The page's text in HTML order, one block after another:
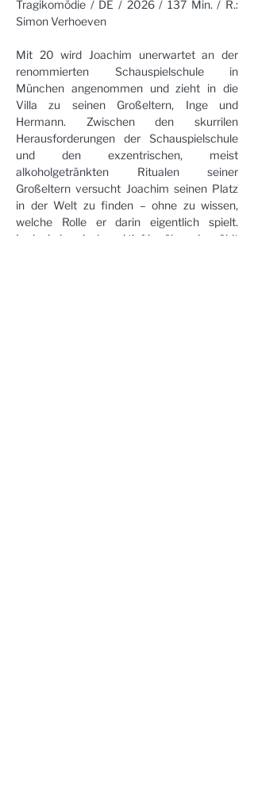
Tragikomödie / DE / 2026 / 137 Min. / R.:
Simon Verhoeven
Mit 20 wird Joachim unerwartet an der
renommierten Schauspielschule in
München angenommen und zieht in die
Villa zu seinen Großeltern, Inge und
Hermann. Zwischen den skurrilen
Herausforderungen der Schauspielschule
und den exzentrischen, meist
alkoholgetränkten Ritualen seiner
Großeltern versucht Joachim seinen Platz
in der Welt zu finden – ohne zu wissen,
welche Rolle er darin eigentlich spielt.
Irrsinnig komisch und tief berührend erzählt